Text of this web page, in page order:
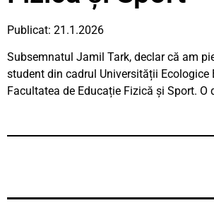
Publicat: 21.1.2026
Subsemnatul Jamil Tark, declar că am
student din cadrul Universității Ecologice
Facultatea de Educație Fizică și Sport. O